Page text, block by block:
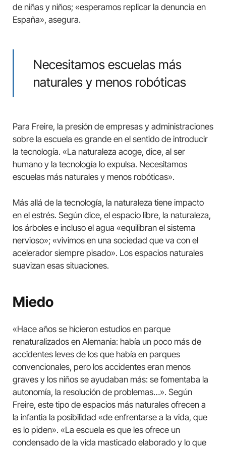
de niñas y niños; «esperamos replicar la denuncia en
España», asegura.
Necesitamos escuelas más
naturales y menos robóticas
Para Freire, la presión de empresas y administraciones
sobre la escuela es grande en el sentido de introducir
la tecnología. «La naturaleza acoge, dice, al ser
humano y la tecnología lo expulsa. Necesitamos
escuelas más naturales y menos robóticas».
Más allá de la tecnología, la naturaleza tiene impacto
en el estrés. Según dice, el espacio libre, la naturaleza,
los árboles e incluso el agua «equilibran el sistema
nervioso»; «vivimos en una sociedad que va con el
acelerador siempre pisado». Los espacios naturales
suavizan esas situaciones.
Miedo
«Hace años se hicieron estudios en parque
renaturalizados en Alemania: había un poco más de
accidentes leves de los que había en parques
convencionales, pero los accidentes eran menos
graves y los niños se ayudaban más: se fomentaba la
autonomía, la resolución de problemas…». Según
Freire, este tipo de espacios más naturales ofrecen a
la infantia la posibilidad «de enfrentarse a la vida, que
es lo piden». «La escuela es que les ofrece un
condensado de la vida masticado elaborado y lo que